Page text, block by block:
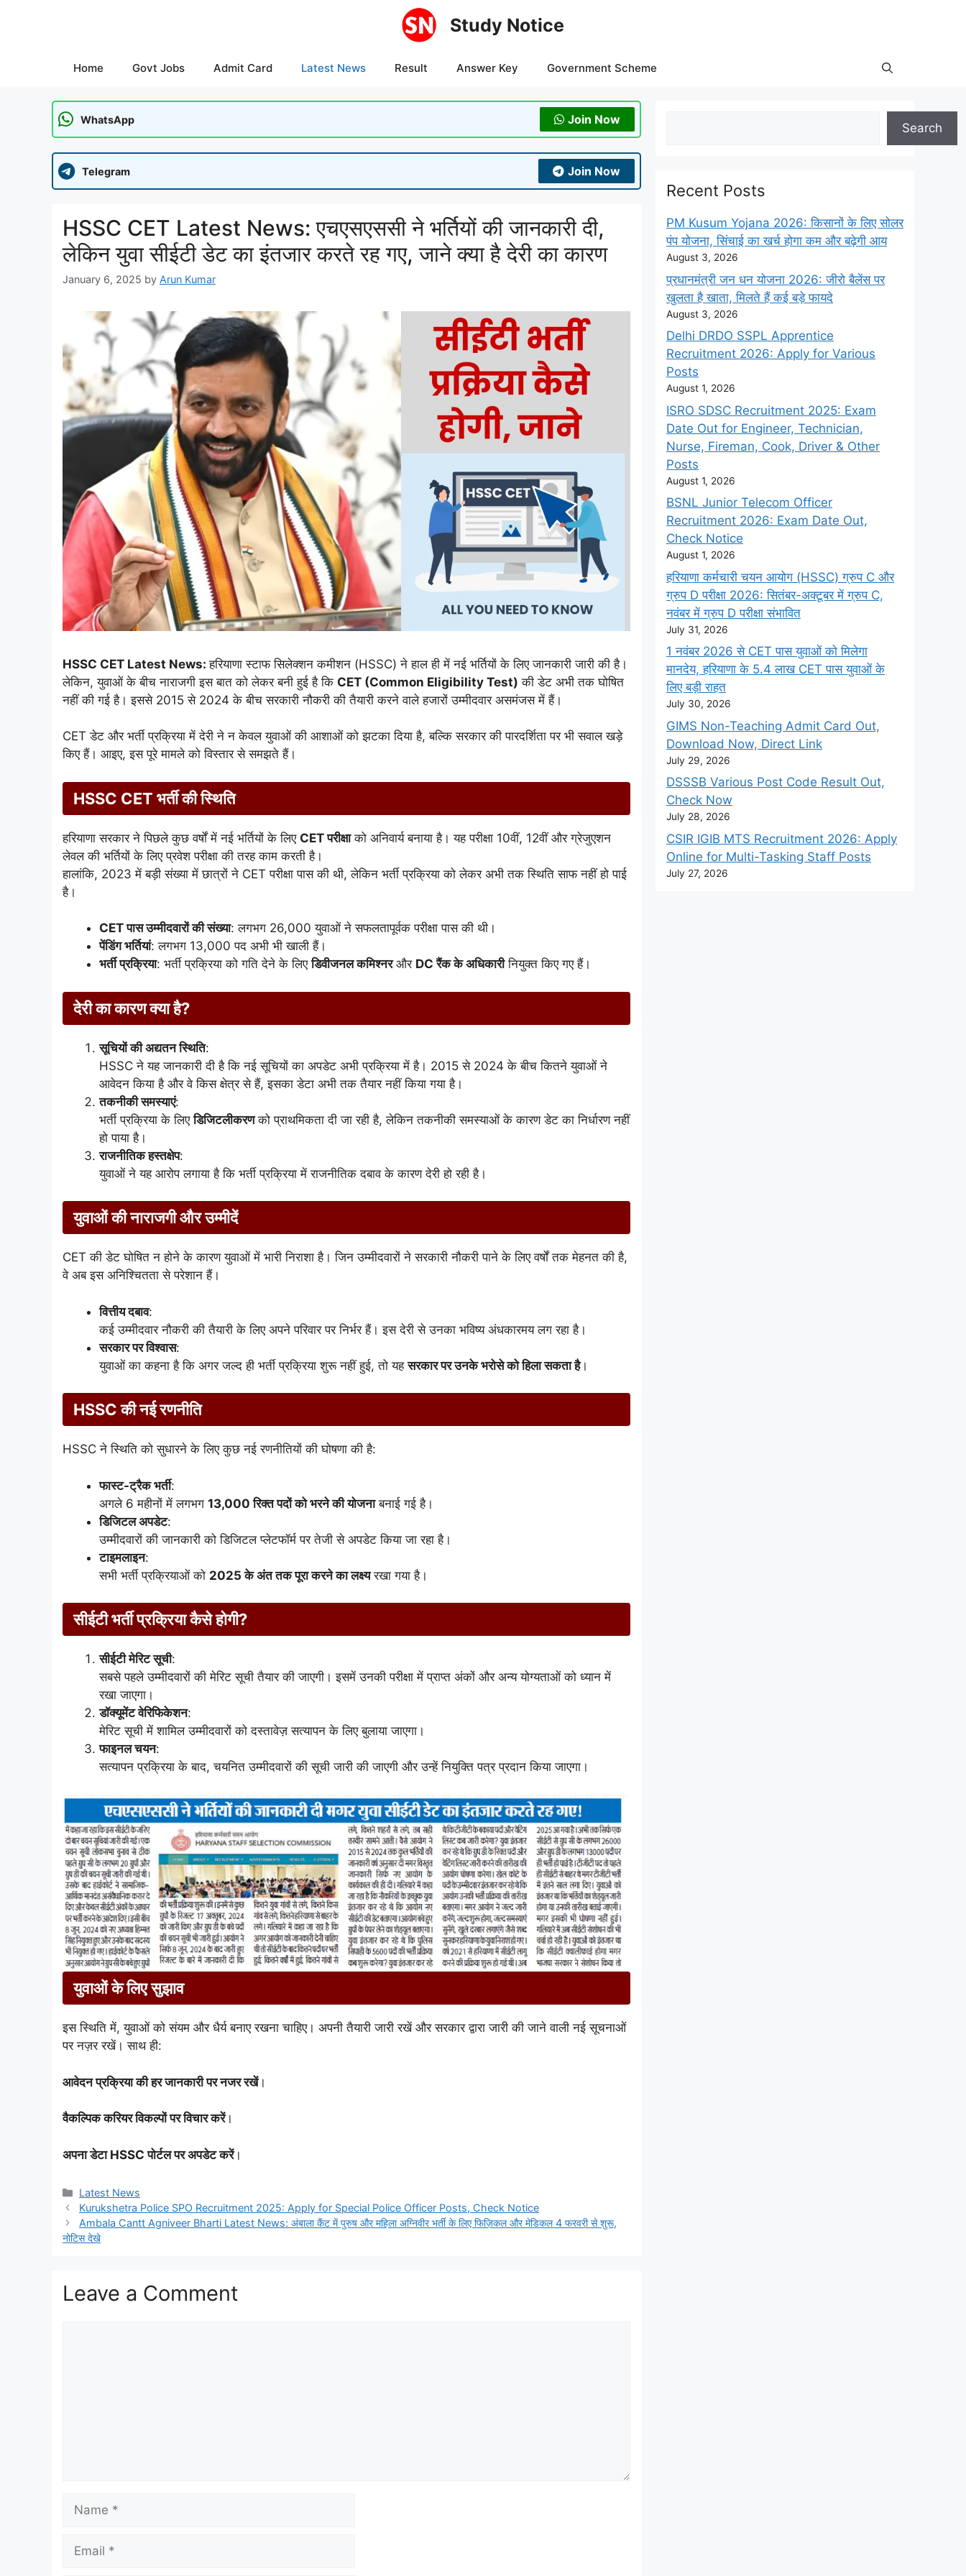
Study Notice
Home Govt Jobs Admit Card Latest News Result Answer Key Government Scheme
WhatsApp Join Now
Telegram Join Now
HSSC CET Latest News: एचएसएससी ने भर्तियों की जानकारी दी,
लेकिन युवा सीईटी डेट का इंतजार करते रह गए, जाने क्या है देरी का कारण
January 6, 2025 by Arun Kumar
HSSC CET Latest News:हरियाणा स्टाफ सिलेक्शन कमीशन (HSSC) ने हाल ही में नई भर्तियों के लिए जानकारी जारी की है।
लेकिन, युवाओं के बीच नाराजगी इस बात को लेकर बनी हुई है कि CET (Common Eligibility Test) की डेट अभी तक घोषित
नहीं की गई है। इससे 2015 से 2024 के बीच सरकारी नौकरी की तैयारी करने वाले हजारों उम्मीदवार असमंजस में हैं।
CET डेट और भर्ती प्रक्रिया में देरी ने न केवल युवाओं की आशाओं को झटका दिया है, बल्कि सरकार की पारदर्शिता पर भी सवाल खड़े
किए हैं। आइए, इस पूरे मामले को विस्तार से समझते हैं।
HSSC CET भर्ती की स्थिति
हरियाणा सरकार ने पिछले कुछ वर्षों में नई भर्तियों के लिए CET परीक्षाको अनिवार्य बनाया है। यह परीक्षा 10वीं, 12वीं और ग्रेजुएशन
लेवल की भर्तियों के लिए प्रवेश परीक्षा की तरह काम करती है।
हालांकि, 2023 में बड़ी संख्या में छात्रों ने CET परीक्षा पास की थी, लेकिन भर्ती प्रक्रिया को लेकर अभी तक स्थिति साफ नहीं हो पाई
है।
CET पास उम्मीदवारों की संख्या: लगभग 26,000 युवाओं ने सफलतापूर्वक परीक्षा पास की थी।
पेंडिंग भर्तियां: लगभग 13,000 पद अभी भी खाली हैं।
भर्ती प्रक्रिया: भर्ती प्रक्रिया को गति देने के लिएडिवीजनल कमिश्नरऔर DC रैंक के अधिकारीनियुक्त किए गए हैं।
देरी का कारण क्या है?
सूचियों की अद्यतन स्थिति:
HSSC ने यह जानकारी दी है कि नई सूचियों का अपडेट अभी प्रक्रिया में है। 2015 से 2024 के बीच कितने युवाओं ने
आवेदन किया है और वे किस क्षेत्र से हैं, इसका डेटा अभी तक तैयार नहीं किया गया है।
तकनीकी समस्याएं:
भर्ती प्रक्रिया के लिएडिजिटलीकरणको प्राथमिकता दी जा रही है, लेकिन तकनीकी समस्याओं के कारण डेट का निर्धारण नहीं
हो पाया है।
राजनीतिक हस्तक्षेप:
युवाओं ने यह आरोप लगाया है कि भर्ती प्रक्रिया में राजनीतिक दबाव के कारण देरी हो रही है।
युवाओं की नाराजगी और उम्मीदें
CET की डेट घोषित न होने के कारण युवाओं में भारी निराशा है। जिन उम्मीदवारों ने सरकारी नौकरी पाने के लिए वर्षों तक मेहनत की है,
वे अब इस अनिश्चितता से परेशान हैं।
वित्तीय दबाव:
कई उम्मीदवार नौकरी की तैयारी के लिए अपने परिवार पर निर्भर हैं। इस देरी से उनका भविष्य अंधकारमय लग रहा है।
सरकार पर विश्वास:
युवाओं का कहना है कि अगर जल्द ही भर्ती प्रक्रिया शुरू नहीं हुई, तो यहसरकार पर उनके भरोसे को हिला सकता है।
HSSC की नई रणनीति
HSSC ने स्थिति को सुधारने के लिए कुछ नई रणनीतियों की घोषणा की है:
फास्ट-ट्रैक भर्ती:
अगले 6 महीनों में लगभग 13,000 रिक्त पदों को भरने की योजनाबनाई गई है।
डिजिटल अपडेट:
उम्मीदवारों की जानकारी को डिजिटल प्लेटफॉर्म पर तेजी से अपडेट किया जा रहा है।
टाइमलाइन:
सभी भर्ती प्रक्रियाओं को 2025 के अंत तक पूरा करने का लक्ष्यरखा गया है।
सीईटी भर्ती प्रक्रिया कैसे होगी?
सीईटी मेरिट सूची:
सबसे पहले उम्मीदवारों की मेरिट सूची तैयार की जाएगी। इसमें उनकी परीक्षा में प्राप्त अंकों और अन्य योग्यताओं को ध्यान में
रखा जाएगा।
डॉक्यूमेंट वेरिफिकेशन:
मेरिट सूची में शामिल उम्मीदवारों को दस्तावेज़ सत्यापन के लिए बुलाया जाएगा।
फाइनल चयन:
सत्यापन प्रक्रिया के बाद, चयनित उम्मीदवारों की सूची जारी की जाएगी और उन्हें नियुक्ति पत्र प्रदान किया जाएगा।
युवाओं के लिए सुझाव
इस स्थिति में, युवाओं को संयम और धैर्य बनाए रखना चाहिए। अपनी तैयारी जारी रखें और सरकार द्वारा जारी की जाने वाली नई सूचनाओं
पर नज़र रखें। साथ ही:
आवेदन प्रक्रिया की हर जानकारी पर नजर रखें।
वैकल्पिक करियर विकल्पों पर विचार करें।
अपना डेटा HSSC पोर्टल पर अपडेट करें।
Categories
Latest News
Kurukshetra Police SPO Recruitment 2025: Apply for Special Police Officer Posts, Check Notice
Ambala Cantt Agniveer Bharti Latest News: अंबाला कैंट में पुरुष और महिला अग्निवीर भर्ती के लिए फिज़िकल और मेडिकल 4 फरवरी से शुरू,
नोटिस देखे
Leave a Comment
Search
Recent Posts
PM Kusum Yojana 2026: किसानों के लिए सोलर
पंप योजना, सिंचाई का खर्च होगा कम और बढ़ेगी आय
August 3, 2026
प्रधानमंत्री जन धन योजना 2026: जीरो बैलेंस पर
खुलता है खाता, मिलते हैं कई बड़े फायदे
August 3, 2026
Delhi DRDO SSPL Apprentice
Recruitment 2026: Apply for Various
Posts
August 1, 2026
ISRO SDSC Recruitment 2025: Exam
Date Out for Engineer, Technician,
Nurse, Fireman, Cook, Driver & Other
Posts
August 1, 2026
BSNL Junior Telecom Officer
Recruitment 2026: Exam Date Out,
Check Notice
August 1, 2026
हरियाणा कर्मचारी चयन आयोग (HSSC) ग्रुप C और
ग्रुप D परीक्षा 2026: सितंबर-अक्टूबर में ग्रुप C,
नवंबर में ग्रुप D परीक्षा संभावित
July 31, 2026
1 नवंबर 2026 से CET पास युवाओं को मिलेगा
मानदेय, हरियाणा के 5.4 लाख CET पास युवाओं के
लिए बड़ी राहत
July 30, 2026
GIMS Non-Teaching Admit Card Out,
Download Now, Direct Link
July 29, 2026
DSSSB Various Post Code Result Out,
Check Now
July 28, 2026
CSIR IGIB MTS Recruitment 2026: Apply
Online for Multi-Tasking Staff Posts
July 27, 2026